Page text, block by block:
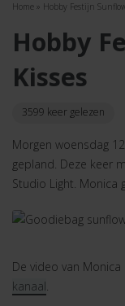
Home » Hobby Festijn
Hobby
Kisses
3599 keer gelezen
Morgen woensdag
gepland. Deze keer
Studio Light. Monica
De video van
kanaal.